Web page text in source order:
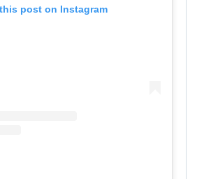
post on Instagram